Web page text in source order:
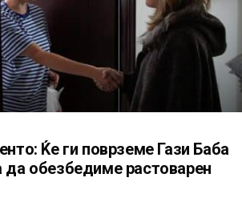
Ќе ги поврземе Гази Баба
обезбедиме растоварен